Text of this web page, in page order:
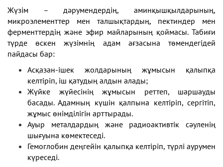
Жүзім – дәрумендердің, аминқышқылдарының,
микроэлементтер мен талшықтардың, пектиндер мен
ферменттердің және эфир майларының қоймасы. Табиғи
түрде өскен жүзімнің адам ағзасына төмендегідей
пайдасы бар:
Асқазан-ішек жолдарының жұмысын қалыпқа
келтіріп, іш қатудың алдын алады;
Жүйке жүйесінің жұмысын реттеп, шаршауды
басады. Адамның күшін қалпына келтіріп, сергітіп,
жұмыс өнімділігін арттырады.
Ауыр металдардың және радиоактивтік сәуленің
шығуына көмектеседі.
Гемоглобин деңгейін қалыпқа келтіріп, түрлі аурумен
күреседі.